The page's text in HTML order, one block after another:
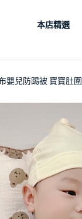
本店精選
嬰兒防踢被 寶寶肚圍